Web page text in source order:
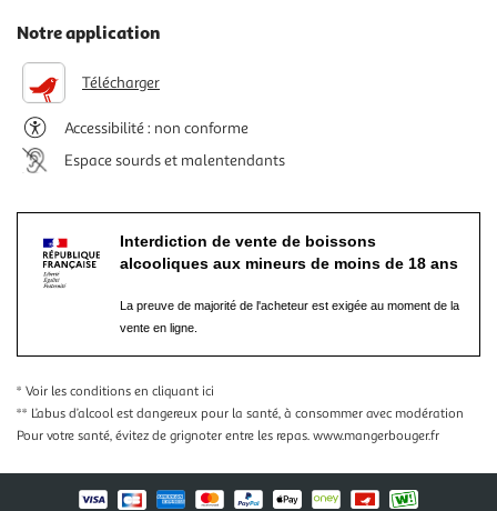
Notre application
Télécharger
Accessibilité : non conforme
Espace sourds et malentendants
Interdiction de vente de boissons
alcooliques aux mineurs de moins de 18 ans
La preuve de majorité de l'acheteur est exigée au moment de la
vente en ligne.
* Voir les conditions en cliquant ici
** L’abus d’alcool est dangereux pour la santé, à consommer avec modération
Pour votre santé, évitez de grignoter entre les repas. www.mangerbouger.fr